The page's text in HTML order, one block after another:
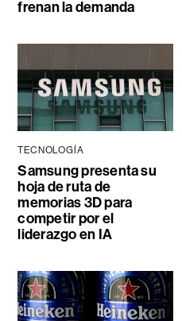
frenan la demanda
TECNOLOGÍA
Samsung presenta su
hoja de ruta de
memorias 3D para
competir por el
liderazgo en IA